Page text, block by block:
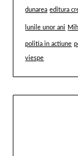
dunarea editura
lunile unor ani
politia in actiune
viespe